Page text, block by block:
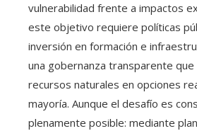
vulnerabilidad frente a impactos
este objetivo requiere políticas
inversión en formación e
una gobernanza transparente
recursos naturales en opciones
mayoría. Aunque el desafío es
plenamente posible: mediante